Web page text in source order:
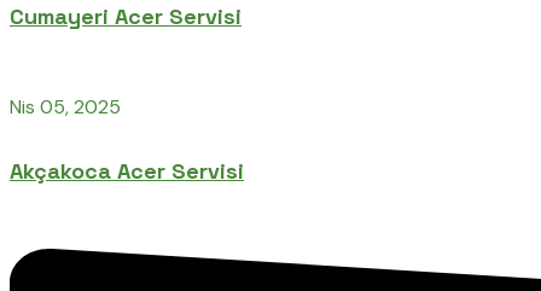
Cumayeri Acer Servisi
Nis 05, 2025
Akçakoca Acer Servisi